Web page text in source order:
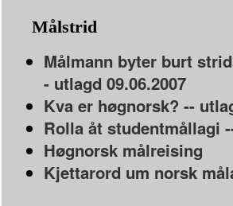
Målstrid
Målmann byter burt
- utlagd 09.06.2007
Kva er høgnorsk? --
Rolla åt studentmållagi
Høgnorsk målreising
Kjettarord um norsk